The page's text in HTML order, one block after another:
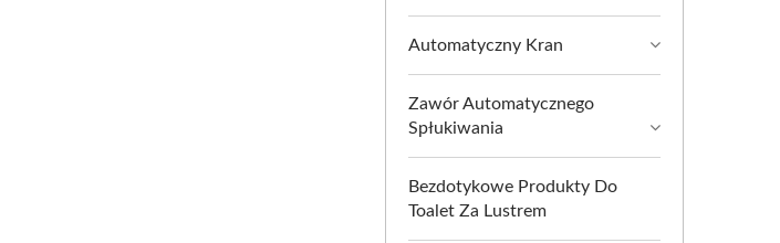
Automatyczny Kran
Zawór Automatycznego
Spłukiwania
Bezdotykowe Produkty Do
Toalet Za Lustrem